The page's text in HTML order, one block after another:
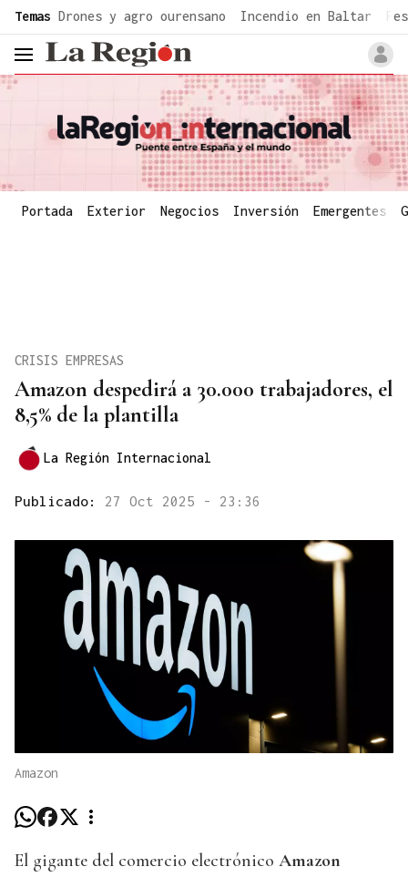
Temas Drones y agro ourensano Incendio en Baltar
header.menu.open
Portada Exterior Negocios Inversión Emergentes
Amazon despedirá a 30.000 trabajadores, el
8,5% de la plantilla
CRISIS EMPRESAS
La Región Internacional
Publicado: 27 Oct 2025 - 23:36
Amazon
El gigante del comercio electrónico Amazon